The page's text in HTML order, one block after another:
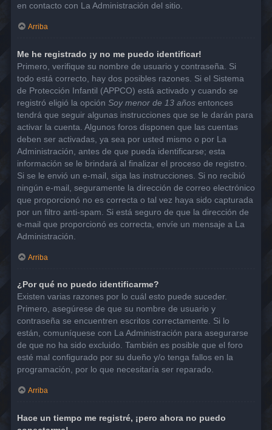
en contacto con La Administración del sitio.
Arriba
Me he registrado ¡y no me puedo identificar!
Primero, verifique su nombre de usuario y contraseña. Si
todo está correcto, hay dos posibles razones. Si el Sistema
de Protección Infantil (APPCO) está activado y cuando se
registró eligió la opción Soy menor de 13 años entonces
tendrá que seguir algunas instrucciones que se le darán para
activar la cuenta. Algunos foros disponen que las cuentas
deben ser activadas, ya sea por usted mismo o por La
Administración, antes de que pueda identificarse; esta
información se le brindará al finalizar el proceso de registro.
Si se le envió un e-mail, siga las instrucciones. Si no recibió
ningún e-mail, seguramente la dirección de correo electrónico
que proporcionó no es correcta o tal vez haya sido capturada
por un filtro anti-spam. Si está seguro de que la dirección de
e-mail que proporcionó es correcta, envíe un mensaje a La
Administración.
Arriba
¿Por qué no puedo identificarme?
Existen varias razones por lo cuál esto puede suceder.
Primero, asegúrese de que su nombre de usuario y
contraseña se encuentren escritos correctamente. Si lo
están, comuníquese con La Administración para asegurarse
de que no ha sido excluido. También es posible que el foro
esté mal configurado por su dueño y/o tenga fallos en la
programación, por lo que necesitaría ser reparado.
Arriba
Hace un tiempo me registré, ¡pero ahora no puedo